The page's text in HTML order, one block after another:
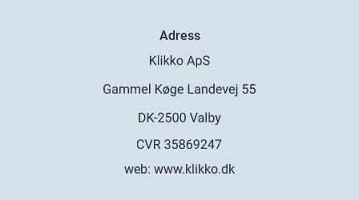
Adress
web: www.klikko.dk